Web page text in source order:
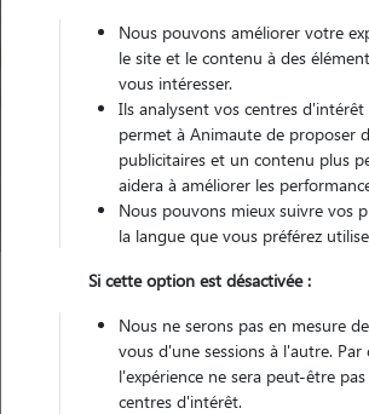
Pour quel
Trouver mon Pet
Neuvy-Saint-Sépulchre
Nous pouvons améliorer votre
le site et le contenu à des
vous intéresser.
Ils analysent vos centres
permet à Animaute de proposer
publicitaires et un contenu plus
aidera à améliorer les
Nous pouvons mieux suivre vos
la langue que vous préférez
Si cette option est désactivée :
Nous ne serons pas en mesure
vous d'une sessions à l'autre. Par
l'expérience ne sera peut-être
centres d'intérêt.